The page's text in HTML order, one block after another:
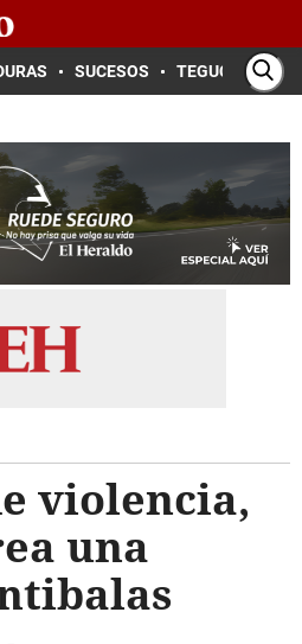
SUCESOS TEGUCIGALPA
violencia,
una